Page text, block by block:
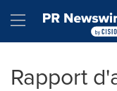
Hamburger
Rapport